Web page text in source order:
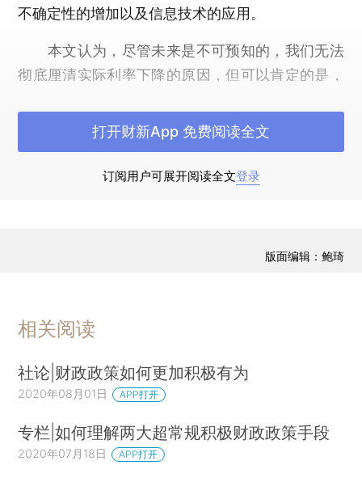
不确定性的增加以及信息技术的应用。
本文认为，尽管未来是不可预知的，我们无法
彻底厘清实际利率下降的原因，但可以肯定的是，
要求我们更广泛地改变对财政政策和宏观经济政策
的思考，如同20世纪70年代出现通胀之后我们对此
的深入思考一样。根据布兰查德和萨默斯
点击观看大图
本文的分析从观察实际利率的下降趋势开始。
我们注意到，随着预算赤字和政府债务的不断增
订阅用户可展开阅读全文登录
打开财新App 免费阅读全文
版面编辑：鲍琦
相关阅读
社论|财政政策如何更加积极有为
2020年08月01日 APP打开
专栏|如何理解两大超常规积极财政政策手段
2020年07月18日 APP打开